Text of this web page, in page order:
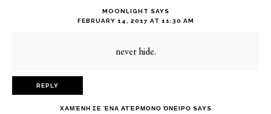
MOONLIGHT SAYS
FEBRUARY 14, 2017 AT 11:30 AM
never hide.
REPLY
ΧΑΜΈΝΗ ΣΕ ΈΝΑ ΑΤΈΡΜΟΝΟ ΌΝΕΙΡΟ SAYS